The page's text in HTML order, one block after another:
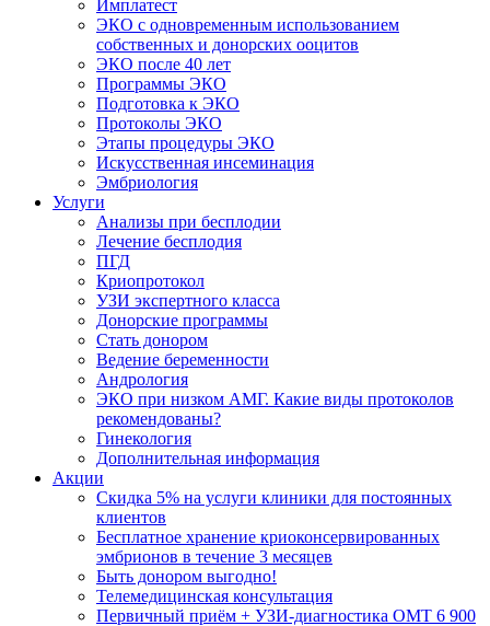
Имплатест
ЭКО с одновременным использованием
собственных и донорских ооцитов
ЭКО после 40 лет
Программы ЭКО
Подготовка к ЭКО
Протоколы ЭКО
Этапы процедуры ЭКО
Искусственная инсеминация
Эмбриология
Услуги
Анализы при бесплодии
Лечение бесплодия
ПГД
Криопротокол
УЗИ экспертного класса
Донорские программы
Стать донором
Ведение беременности
Андрология
ЭКО при низком АМГ. Какие виды протоколов
рекомендованы?
Гинекология
Дополнительная информация
Акции
Скидка 5% на услуги клиники для постоянных
клиентов
Бесплатное хранение криоконсервированных
эмбрионов в течение 3 месяцев
Быть донором выгодно!
Телемедицинская консультация
Первичный приём + УЗИ-диагностика ОМТ 6 900